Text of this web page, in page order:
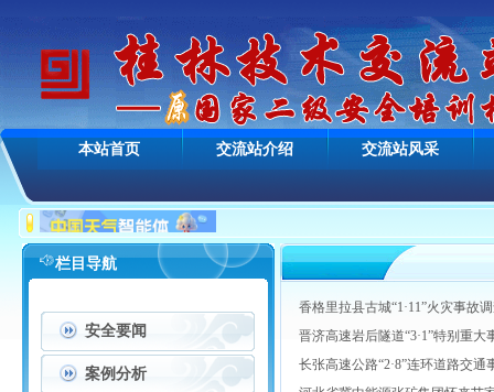
本站首页 交流站介绍 交流站风采
栏目导航
安全要闻
案例分析
香格里拉县古城“1·11”火灾事故
晋济高速岩后隧道“3·1”特别重大
长张高速公路“2·8”连环道路交通